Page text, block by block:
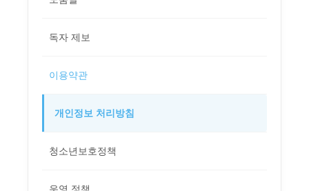
독자 제보
이용약관
개인정보 처리방침
청소년보호정책